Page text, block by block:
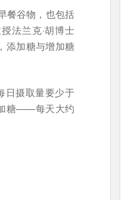
餐谷物，也包括
法兰克·胡博士
添加糖与增加糖
日摄取量要少于
糖——每天大约